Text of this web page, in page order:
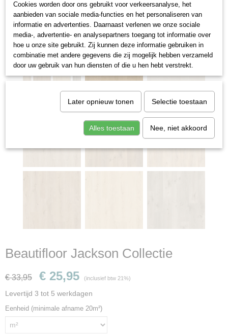
Beautifloor Jackson Collectie
€ 33,95 € 25,95 (inclusief btw 21%)
Levertijd 3 tot 5 werkdagen
Eenheid (minimale afname 20m²)
Cookies worden door ons gebruikt voor verkeersanalyse, het
aanbieden van sociale media-functies en het personaliseren van
informatie en advertenties. Daarnaast verlenen we onze sociale
media-, advertentie- en analysepartners toegang tot informatie over
hoe u onze site gebruikt. Zij kunnen deze informatie gebruiken in
combinatie met andere gegevens die zij mogelijk hebben verzameld
door uw gebruik van hun diensten of die u hen hebt verstrekt.
Later opnieuw tonen Selectie toestaan
Alles toestaan Nee, niet akkoord